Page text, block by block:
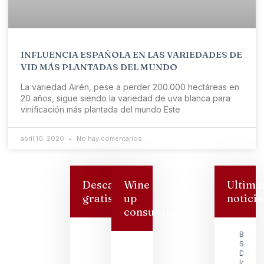
INFLUENCIA ESPAÑOLA EN LAS VARIEDADES DE
VID MÁS PLANTADAS DEL MUNDO
La variedad Airén, pese a perder 200.000 hectáreas en
20 años, sigue siendo la variedad de uva blanca para
vinificación más plantada del mundo Este
abril 10, 2020 No hay comentarios
Descarga
gratis
Wine
up
consulting
San